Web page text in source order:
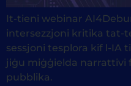
It-tieni webinar
intersezzjoni kritika tat-
sessjoni tesplora kif l-IA
jiġu miġġielda narrattivi
pubblika.